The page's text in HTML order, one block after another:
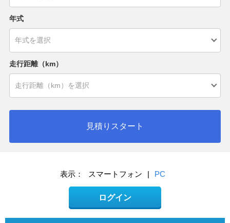
年式
走行距離（km）
見積りスタート
表示： スマートフォン | PC
ログイン